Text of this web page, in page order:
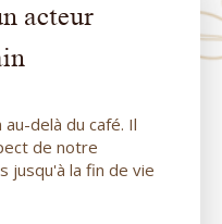
acteur
delà du café. Il
de notre
jusqu'à la fin de vie